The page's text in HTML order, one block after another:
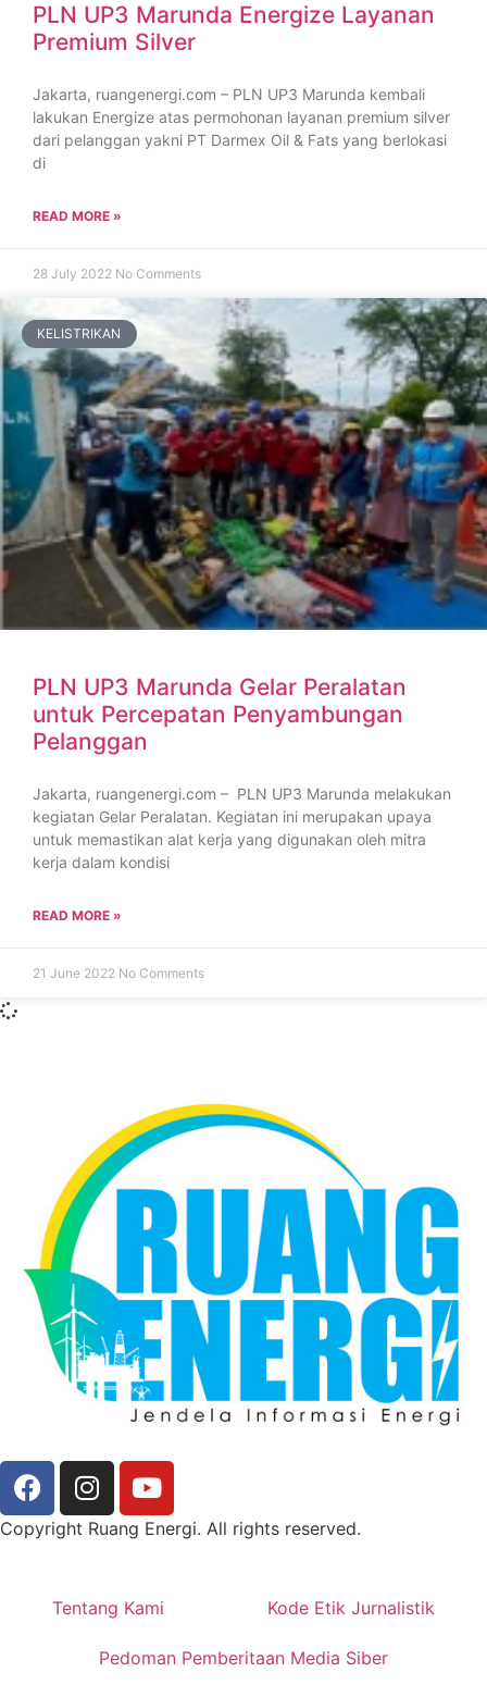
PLN UP3 Marunda Energize Layanan
Premium Silver
Jakarta, ruangenergi.com – PLN UP3 Marunda kembali
lakukan Energize atas permohonan layanan premium silver
dari pelanggan yakni PT Darmex Oil & Fats yang berlokasi
di
READ MORE »
28 July 2022 No Comments
KELISTRIKAN
PLN UP3 Marunda Gelar Peralatan
untuk Percepatan Penyambungan
Pelanggan
Jakarta, ruangenergi.com – PLN UP3 Marunda melakukan
kegiatan Gelar Peralatan. Kegiatan ini merupakan upaya
untuk memastikan alat kerja yang digunakan oleh mitra
kerja dalam kondisi
READ MORE »
21 June 2022 No Comments
Copyright Ruang Energi. All rights reserved.
Tentang Kami Kode Etik Jurnalistik
Pedoman Pemberitaan Media Siber